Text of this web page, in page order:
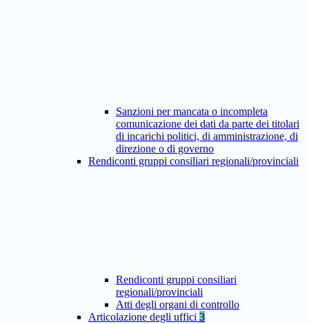
Sanzioni per mancata o incompleta
comunicazione dei dati da parte dei titolari
di incarichi politici, di amministrazione, di
direzione o di governo
Rendiconti gruppi consiliari regionali/provinciali
Rendiconti gruppi consiliari
regionali/provinciali
Atti degli organi di controllo
Articolazione degli uffici 3